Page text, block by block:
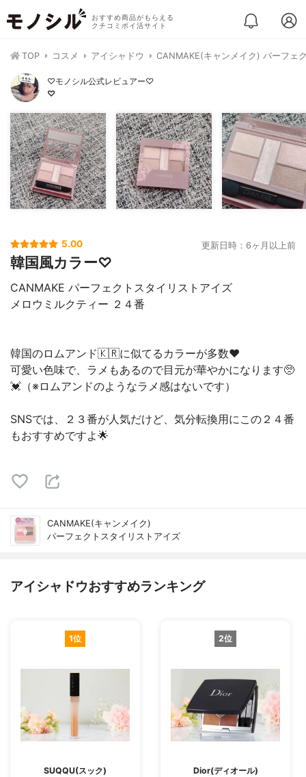
おすすめ商品がもらえる
クチコミポイ活サイト
TOP コスメ アイシャドウ CANMAKE(キャンメイク) パーフェ
♡モノシル公式レビュアー♡
♡
5.00 更新日時：6ヶ月以上前
韓国風カラー♡
CANMAKE パーフェクトスタイリストアイズ
メロウミルクティー ２４番
韓国のロムアンド🇰🇷に似てるカラーが多数♥️
可愛い色味で、ラメもあるので目元が華やかになります🥺
💓（※ロムアンドのようなラメ感はないです）
SNSでは、２３番が人気だけど、気分転換用にこの２４番
もおすすめですよ🌟
CANMAKE(キャンメイク)
パーフェクトスタイリストアイズ
アイシャドウおすすめランキング
1位
SUQQU(スック)
2位
Dior(ディオール)